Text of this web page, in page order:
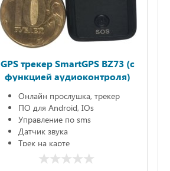
GPS трекер SmartGPS BZ73 (с
функцией аудиоконтроля)
Онлайн прослушка, трекер
ПО для Android, IOs
Управление по sms
Датчик звука
Трек на карте